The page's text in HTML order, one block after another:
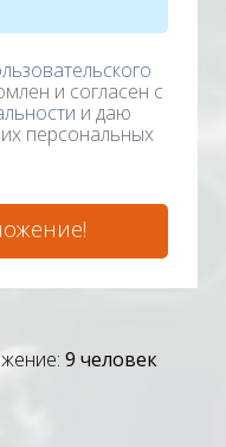
и согласен с
и даю
персональных
9 человек